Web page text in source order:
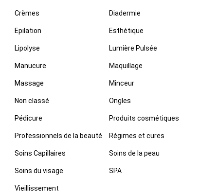
Crèmes Diadermie
Epilation Esthétique
Lipolyse Lumière Pulsée
Manucure Maquillage
Massage Minceur
Non classé Ongles
Pédicure Produits cosmétiques
Professionnels de la beauté Régimes et cures
Soins Capillaires Soins de la peau
Soins du visage SPA
Vieillissement